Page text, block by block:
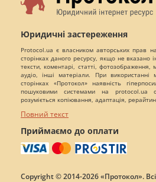
Юридичні застереження
Protocol.ua є власником авторських прав
сторінках даного ресурсу, якщо не вказано
тексти, коментарі, статті,
аудіо, інші матеріали. При
сторінках «Протокол» наявність
пошуковими системами на protocol.ua
розуміється копіювання, адаптація,
Повний текст
Приймаємо до оплати
Copyright © 2014-2026 «Протокол».